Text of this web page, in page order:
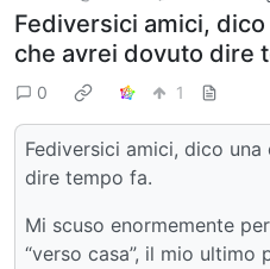
Fediversici amici, dico
che avrei dovuto dire
0 1
Fediversici amici, dico
dire tempo fa.
Mi scuso enormemente
“verso casa”, il mio ultimo